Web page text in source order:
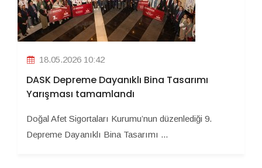
18.05.2026 10:42
DASK Depreme Dayanıklı Bina Tasarımı
Yarışması tamamlandı
Doğal Afet Sigortaları Kurumu’nun düzenlediği 9.
Depreme Dayanıklı Bina Tasarımı ...